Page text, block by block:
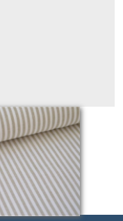
rayures sable
Sur demande